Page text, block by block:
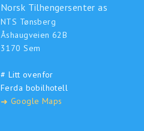
Norsk Tilhengersenter as
NTS Tønsberg
Åshaugveien 62B
3170 Sem
# Litt ovenfor
Ferda bobilhotell
➜ Google Maps